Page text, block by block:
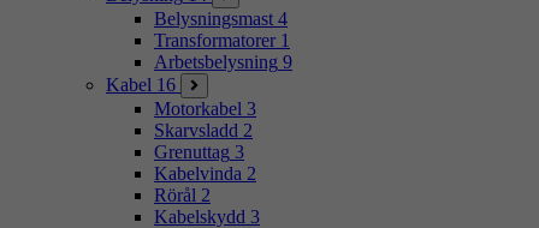
Belysningsmast 4
Transformatorer 1
Arbetsbelysning 9
Kabel 16
Motorkabel 3
Skarvsladd 2
Grenuttag 3
Kabelvinda 2
Rörål 2
Kabelskydd 3